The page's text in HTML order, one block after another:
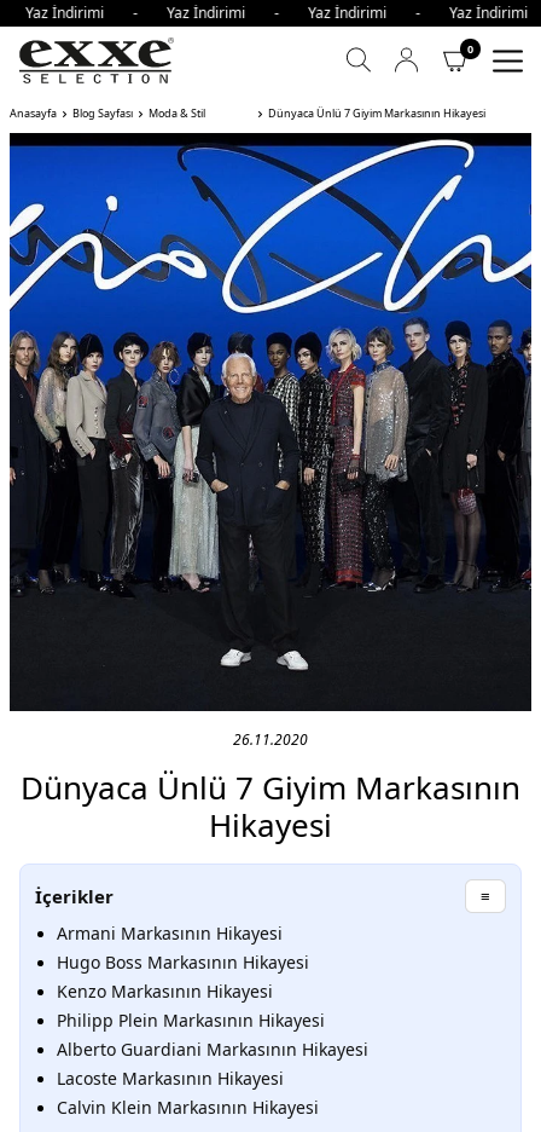
- Yaz İndirimi - Yaz İndirimi - Yaz
0
Anasayfa Blog Sayfası Moda & Stil Dünyaca Ünlü 7 Giyim Markasının Hikayesi
26.11.2020
Dünyaca Ünlü 7 Giyim Markasının
Hikayesi
İçerikler ≡
Armani Markasının Hikayesi
Hugo Boss Markasının Hikayesi
Kenzo Markasının Hikayesi
Philipp Plein Markasının Hikayesi
Alberto Guardiani Markasının Hikayesi
Lacoste Markasının Hikayesi
Calvin Klein Markasının Hikayesi